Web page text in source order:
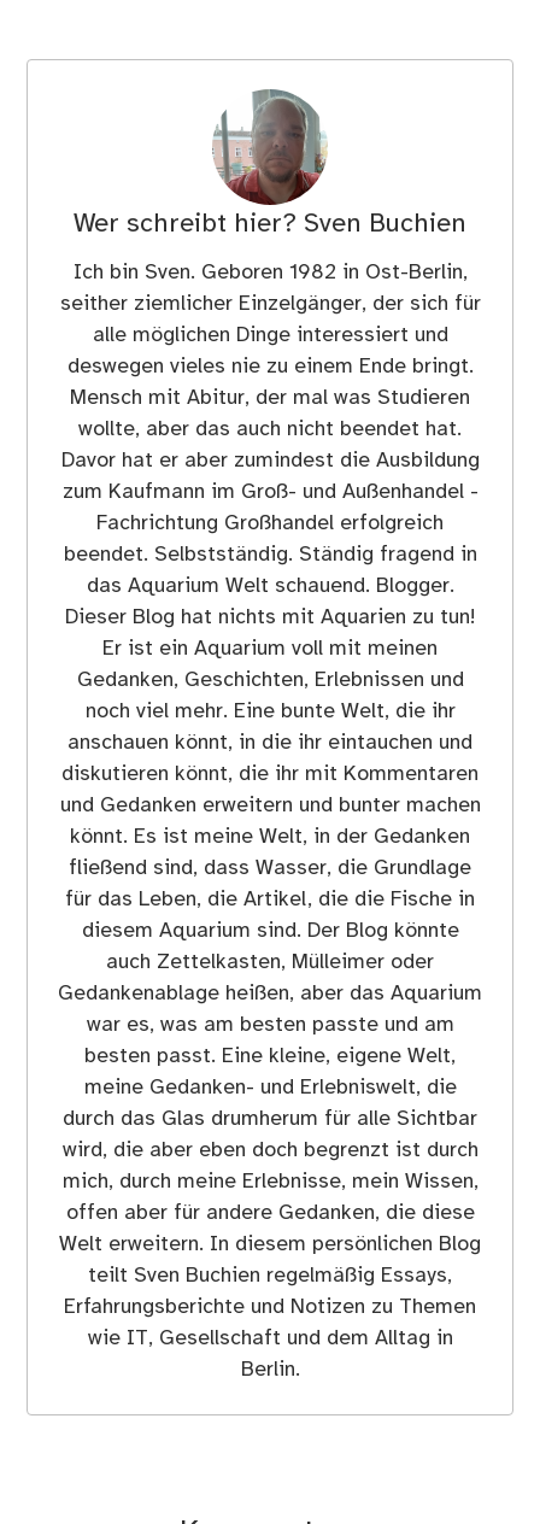
Wer schreibt hier? Sven Buchien
Ich bin Sven. Geboren 1982 in Ost-Berlin,
seither ziemlicher Einzelgänger, der sich für
alle möglichen Dinge interessiert und
deswegen vieles nie zu einem Ende bringt.
Mensch mit Abitur, der mal was Studieren
wollte, aber das auch nicht beendet hat.
Davor hat er aber zumindest die Ausbildung
zum Kaufmann im Groß- und Außenhandel -
Fachrichtung Großhandel erfolgreich
beendet. Selbstständig. Ständig fragend in
das Aquarium Welt schauend. Blogger.
Dieser Blog hat nichts mit Aquarien zu tun!
Er ist ein Aquarium voll mit meinen
Gedanken, Geschichten, Erlebnissen und
noch viel mehr. Eine bunte Welt, die ihr
anschauen könnt, in die ihr eintauchen und
diskutieren könnt, die ihr mit Kommentaren
und Gedanken erweitern und bunter machen
könnt. Es ist meine Welt, in der Gedanken
fließend sind, dass Wasser, die Grundlage
für das Leben, die Artikel, die die Fische in
diesem Aquarium sind. Der Blog könnte
auch Zettelkasten, Mülleimer oder
Gedankenablage heißen, aber das Aquarium
war es, was am besten passte und am
besten passt. Eine kleine, eigene Welt,
meine Gedanken- und Erlebniswelt, die
durch das Glas drumherum für alle Sichtbar
wird, die aber eben doch begrenzt ist durch
mich, durch meine Erlebnisse, mein Wissen,
offen aber für andere Gedanken, die diese
Welt erweitern. In diesem persönlichen Blog
teilt Sven Buchien regelmäßig Essays,
Erfahrungsberichte und Notizen zu Themen
wie IT, Gesellschaft und dem Alltag in
Berlin.